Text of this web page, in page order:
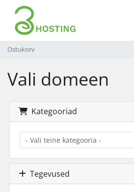
Ostukorv
Vali domeen
Kategooriad
Tegevused